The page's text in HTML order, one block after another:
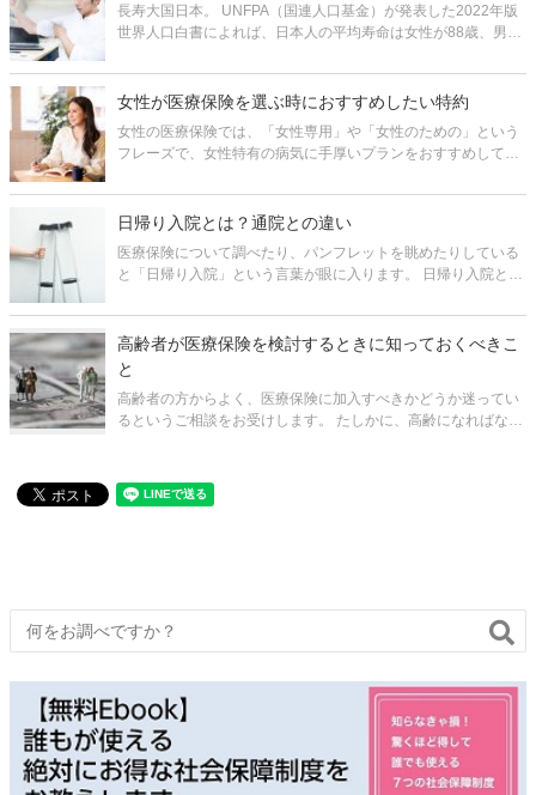
長寿大国日本。 UNFPA（国連人口基金）が発表した2022年版
世界人口白書によれば、日本人の平均寿命は女性が88歳、男性
の3分の2が生活習慣病で亡くなっており、厚生省の「令和元年
（2
女性が医療保険を選ぶ時におすすめしたい特約
女性の医療保険では、「女性専用」や「女性のための」という
フレーズで、女性特有の病気に手厚いプランをおすすめしてい
当に役に立つかどうか？は、慎重に判断しなくてはいけませ
ん。ただ、医療保険には様々
日帰り入院とは？通院との違い
医療保険について調べたり、パンフレットを眺めたりしている
と「日帰り入院」という言葉が眼に入ります。 日帰り入院と
ですが、自身が受けた治療が日帰り入院なのかどうか分からな
い、という人も多いでしょう
高齢者が医療保険を検討するときに知っておくべきこ
と
高齢者の方からよく、医療保険に加入すべきかどうか迷ってい
るというご相談をお受けします。 たしかに、高齢になればなる
もっともだと思います。